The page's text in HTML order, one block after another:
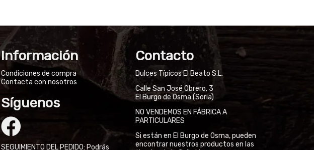
Información
Condiciones de compra
Contacta con nosotros
Síguenos
SEGUIMIENTO DEL PEDIDO: Podrás
Contacto
Dulces Típicos El Beato S.L.
Calle San José Obrero, 3
El Burgo de Osma (Soria)
NO VENDEMOS EN FÁBRICA A
PARTICULARES
Si están en El Burgo de Osma, pueden
encontrar nuestros productos en las